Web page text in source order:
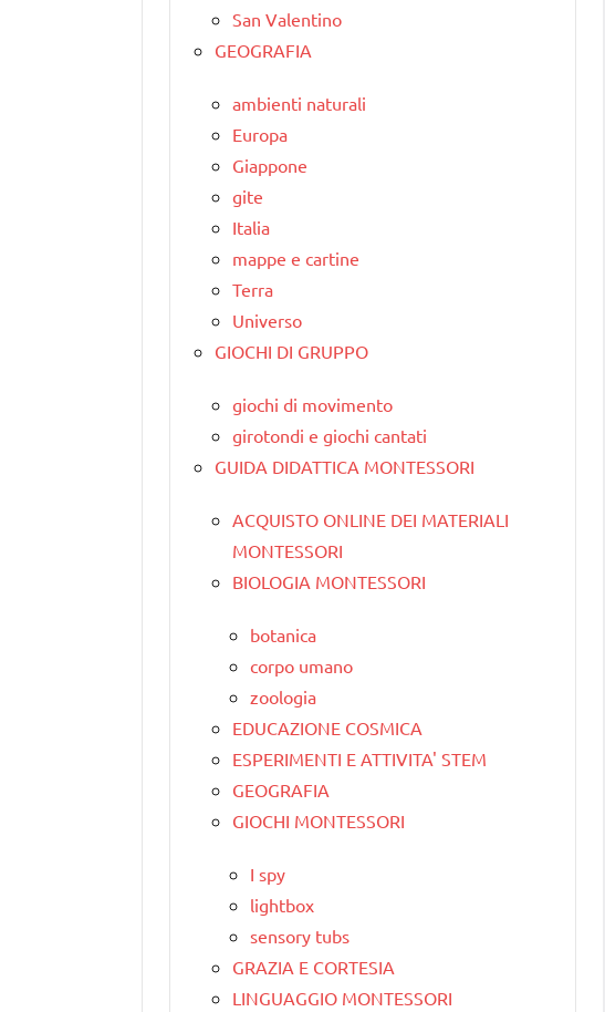
San Valentino
GEOGRAFIA
ambienti naturali
Europa
Giappone
gite
Italia
mappe e cartine
Terra
Universo
GIOCHI DI GRUPPO
giochi di movimento
girotondi e giochi cantati
GUIDA DIDATTICA MONTESSORI
ACQUISTO ONLINE DEI MATERIALI
MONTESSORI
BIOLOGIA MONTESSORI
botanica
corpo umano
zoologia
EDUCAZIONE COSMICA
ESPERIMENTI E ATTIVITA' STEM
GEOGRAFIA
GIOCHI MONTESSORI
I spy
lightbox
sensory tubs
GRAZIA E CORTESIA
LINGUAGGIO MONTESSORI